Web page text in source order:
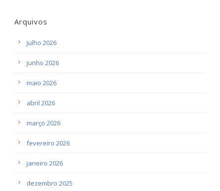
Arquivos
julho 2026
junho 2026
maio 2026
abril 2026
março 2026
fevereiro 2026
janeiro 2026
dezembro 2025